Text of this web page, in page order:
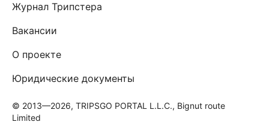
Журнал Трипстера
Вакансии
О проекте
Юридические документы
© 2013—2026, TRIPSGO PORTAL L.L.C., Bignut route
Limited